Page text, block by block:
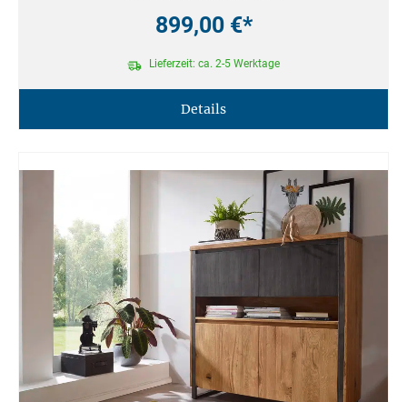
899,00 €*
Lieferzeit: ca. 2-5 Werktage
Details